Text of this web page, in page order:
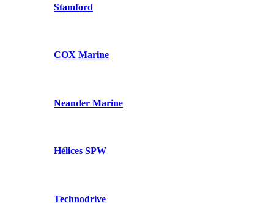
Stamford
COX Marine
Neander Marine
Hélices SPW
Technodrive